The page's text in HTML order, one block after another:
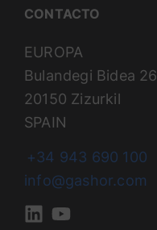
CONTACTO
EUROPA
Bulandegi Bidea 26
20150 Zizurkil
SPAIN
+34 943 690 100
info@gashor.com